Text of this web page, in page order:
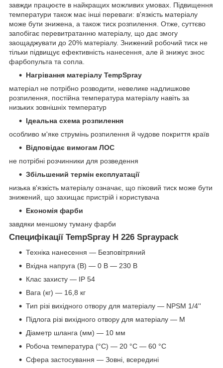
завжди працюєте в найкращих можливих умовах. Підвищення
температури також має інші переваги: в'язкість матеріалу
може бути знижена, а також тиск розпилення. Отже, суттєво
запобігає перевитратанню матеріалу, що дає змогу
заощаджувати до 20% матеріалу. Знижений робочий тиск не
тільки підвищує ефективність нанесення, але й знижує знос
фарбопульта та сопла.
Нагрівання матеріалу TempSpray
матеріал не потрібно розводити, невелике надлишкове
розпилення, постійна температура матеріалу навіть за
низьких зовнішніх температур
Ідеальна схема розпилення
особливо м'яке струмінь розпилення й чудове покриття країв
Відповідає вимогам ЛОС
не потрібні розчинники для розведення
Збільшений термін експлуатації
низька в'язкість матеріалу означає, що піковий тиск може бути
знижений, що захищає пристрій і користувача
Економія фарби
завдяки меншому туману фарби
Специфікації TempSpray H 226 Spraypack
Техніка нанесення — Безповітряний
Вхідна напруга (В) — 0 В — 230 В
Клас захисту — IP 54
Вага (кг) — 16,8 кг
Тип різі вихідного отвору для матеріалу — NPSM 1/4''
Підлога різі вихідного отвору для матеріалу — M
Діаметр шланга (мм) — 10 мм
Робоча температура (°C) — 20 °C — 60 °C
Сфера застосування — Зовні, всередині